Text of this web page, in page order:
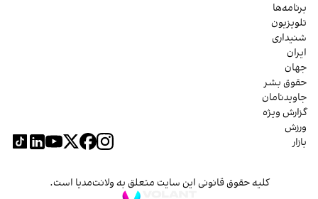
برنامه‌ها
تلویزیون
شنیداری
ایران
جهان
حقوق بشر
جاویدنامان
گزارش ویژه
ورزش
بازار
کلیه حقوق قانونی این سایت متعلق به ولانت‌مدیا است.